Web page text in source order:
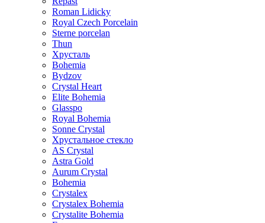
Roman Lidicky
Royal Czech Porcelain
Sterne porcelan
Thun
Хрусталь
Bohemia
Bydzov
Crystal Heart
Elite Bohemia
Glasspo
Royal Bohemia
Sonne Crystal
Хрустальное стекло
AS Crystal
Astra Gold
Aurum Crystal
Bohemia
Crystalex
Crystalex Bohemia
Crystalite Bohemia